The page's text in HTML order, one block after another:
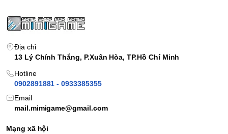
Địa chỉ
13 Lý Chính Thắng, P.Xuân Hòa, TP.Hồ Chí Minh
Hotline
0902891881 - 0933385355
Email
mail.mimigame@gmail.com
Mạng xã hội